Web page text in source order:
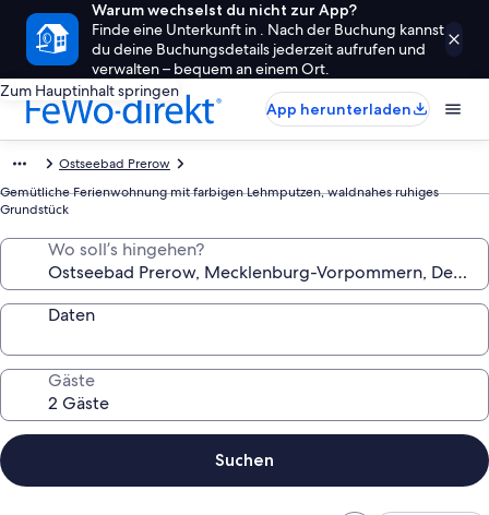
Warum wechselst du nicht zur App?
Finde eine Unterkunft in . Nach der Buchung kannst
du deine Buchungsdetails jederzeit aufrufen und
verwalten – bequem an einem Ort.
Zum Hauptinhalt springen
App herunterladen
Ostseebad Prerow
Gemütliche Ferienwohnung mit farbigen Lehmputzen, waldnahes ruhiges
Grundstück
Wo soll’s hingehen?
Daten
Gäste
Suchen